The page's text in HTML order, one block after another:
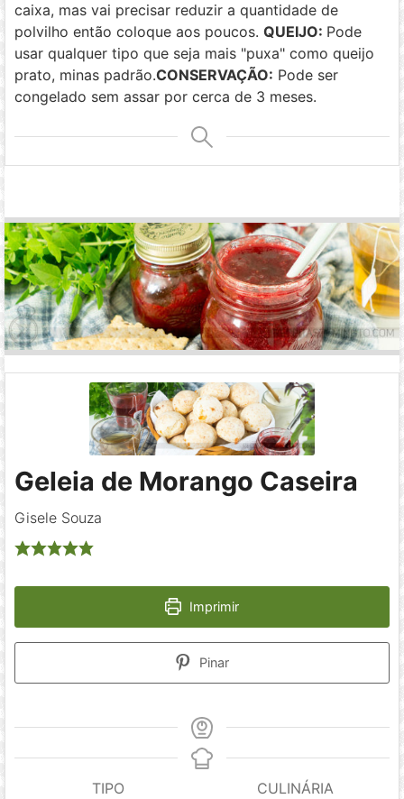
caixa, mas vai precisar reduzir a quantidade de
polvilho então coloque aos poucos.QUEIJO: Pode
usar qualquer tipo que seja mais "puxa" como queijo
prato, minas padrão.CONSERVAÇÃO: Pode ser
congelado sem assar por cerca de 3 meses.
Geleia de Morango Caseira
Gisele Souza
Imprimir
Pinar
TIPO
CULINÁRIA